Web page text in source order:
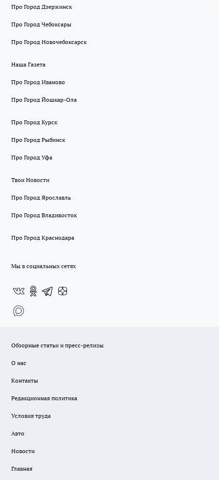
Про Город Дзержинск
Про Город Чебоксары
Про Город Новочебоксарск
Наша Газета
Про Город Иваново
Про Город Йошкар-Ола
Про Город Курск
Про Город Рыбинск
Про Город Уфа
Твои Новости
Про Город Ярославль
Про Город Владивосток
Про Город Краснодара
Мы в социальных сетях
Обзорные статьи и пресс-релизы
О нас
Контакты
Редакционная политика
Условия труда
Авто
Новости
Главная